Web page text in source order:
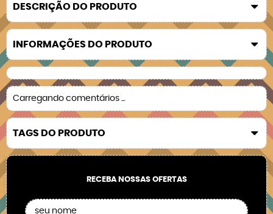
DESCRIÇÃO DO PRODUTO
INFORMAÇÕES DO PRODUTO
Carregando comentários ...
TAGS DO PRODUTO
RECEBA NOSSAS OFERTAS